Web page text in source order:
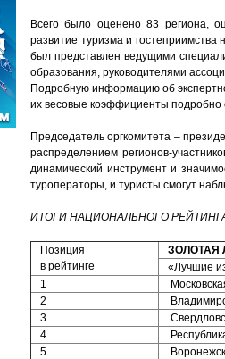
Всего было оценено 83 региона,
развитие туризма и
был представлен ведущими
образования, руководителями
Подробную информацию об
их весовые коэффициенты
Председатель оргкомитета –
распределением регионов-
динамический инструмент и
туроператоры, и туристы смогут
ИТОГИ НАЦИОНАЛЬНОГО
Позиция
в рейтинге
ЗОЛОТАЯ
«Лучшие
1
2
3
4
5